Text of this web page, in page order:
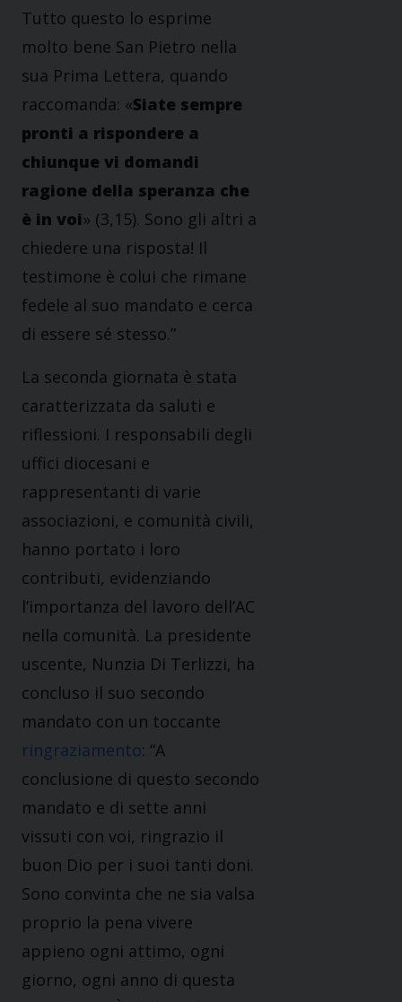
Tutto questo lo esprime
molto bene San Pietro nella
sua Prima Lettera, quando
raccomanda: «Siate sempre
pronti a rispondere a
chiunque vi domandi
ragione della speranza che
è in voi» (3,15). Sono gli altri a
chiedere una risposta! Il
testimone è colui che rimane
fedele al suo mandato e cerca
di essere sé stesso.”
La seconda giornata è stata
caratterizzata da saluti e
riflessioni. I responsabili degli
uffici diocesani e
rappresentanti di varie
associazioni, e comunità civili,
hanno portato i loro
contributi, evidenziando
l’importanza del lavoro dell’AC
nella comunità. La presidente
uscente, Nunzia Di Terlizzi, ha
concluso il suo secondo
mandato con un toccante
ringraziamento: “A
conclusione di questo secondo
mandato e di sette anni
vissuti con voi, ringrazio il
buon Dio per i suoi tanti doni.
Sono convinta che ne sia valsa
proprio la pena vivere
appieno ogni attimo, ogni
giorno, ogni anno di questa